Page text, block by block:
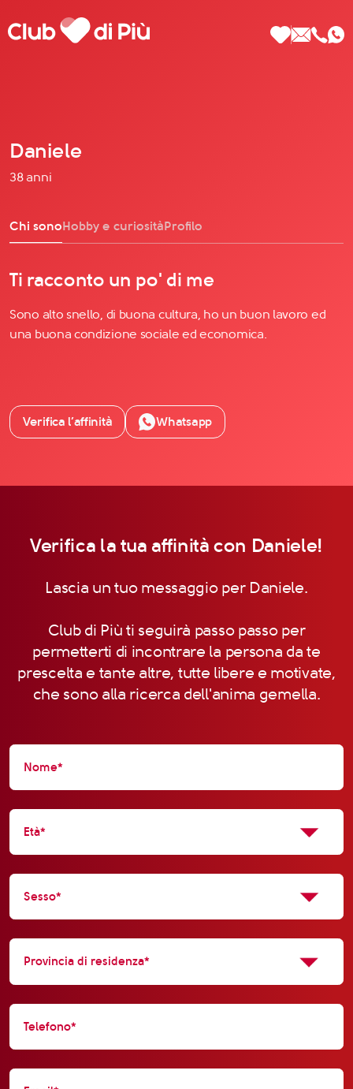
Scopri Club di Più
La fondatrice Valeria Pilla
Agenzia matrimoniale Club di Più
Love Notebook
Domande Frequenti
Impegno Sociale
YouTube
TikTok
Daniele
38 anni
Chi sonoHobby e curiositàProfilo
Ti racconto un po' di me
Sono alto snello, di buona cultura, ho un buon lavoro ed
una buona condizione sociale ed economica.
Verifica l’affinità Whatsapp
Verifica la tua affinità con Daniele!
Lascia un tuo messaggio per Daniele.
Club di Più ti seguirà passo passo per
permetterti di incontrare la persona da te
prescelta e tante altre, tutte libere e motivate,
che sono alla ricerca dell'anima gemella.